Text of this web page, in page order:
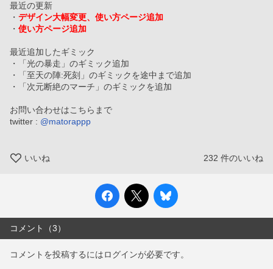
最近の更新
・ デザイン大幅変更、使い方ページ追加
・ 使い方ページ追加
最近追加したギミック
・「光の暴走」のギミック追加
・「至天の陣:死刻」のギミックを途中まで追加
・「次元断絶のマーチ」のギミックを追加
お問い合わせはこちらまで
twitter : @matorappp
いいね 232 件のいいね
コメント（3）
コメントを投稿するにはログインが必要です。